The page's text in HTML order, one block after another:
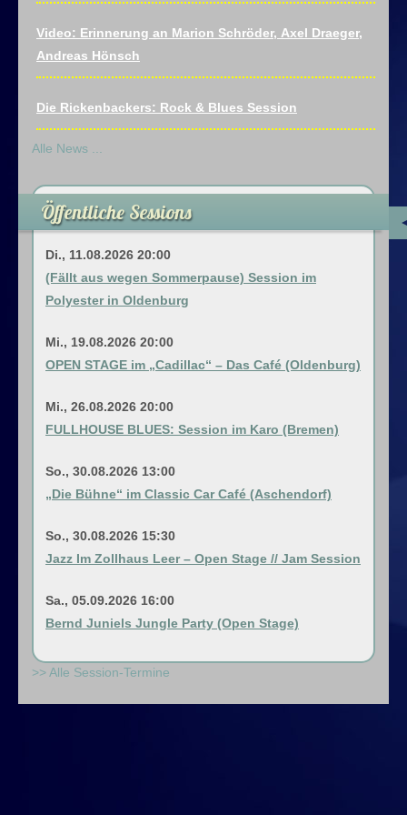
Impressum
Datenschutz
Lizzy)
Video: Erinnerung an Marion Schröder, Axel Draeger,
Andreas Hönsch
Die Rickenbackers: Rock & Blues Session
Alle News ...
Öffentliche Sessions
Di., 11.08.2026 20:00
(Fällt aus wegen Sommerpause) Session im
Polyester in Oldenburg
Mi., 19.08.2026 20:00
OPEN STAGE im „Cadillac“ – Das Café (Oldenburg)
Mi., 26.08.2026 20:00
FULLHOUSE BLUES: Session im Karo (Bremen)
So., 30.08.2026 13:00
„Die Bühne“ im Classic Car Café (Aschendorf)
So., 30.08.2026 15:30
Jazz Im Zollhaus Leer – Open Stage // Jam Session
Sa., 05.09.2026 16:00
Bernd Juniels Jungle Party (Open Stage)
>> Alle Session-Termine